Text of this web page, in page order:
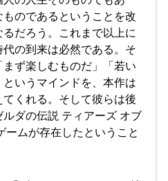
のであるということを改
だろう。これまで以上に
の到来は必然である。そ
ず楽しむものだ」「若い
いうマインドを、本作は
くれる。そして彼らは後
ダの伝説 ティアーズ オブ
ムが存在したということ